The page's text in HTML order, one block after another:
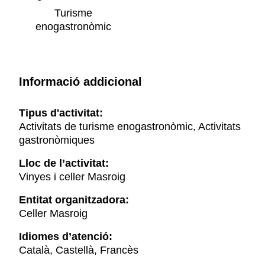
Turisme
enogastronòmic
Informació addicional
Tipus d'activitat:
Activitats de turisme enogastronòmic, Activitats
gastronòmiques
Lloc de l’activitat:
Vinyes i celler Masroig
Entitat organitzadora:
Celler Masroig
Idiomes d’atenció:
Català, Castellà, Francès